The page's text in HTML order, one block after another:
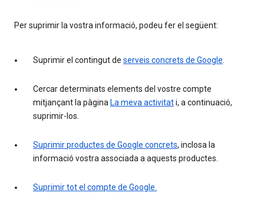
Per suprimir la vostra informació, podeu fer el següent:
Suprimir el contingut de serveis concrets de Google
Cercar determinats elements del vostre compte
mitjançant la pàgina La meva activitati, a continuació,
suprimir-los.
Suprimir productes de Google concrets, inclosa la
informació vostra associada a aquests productes.
Suprimir tot el compte de Google.